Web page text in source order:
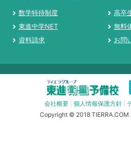
数学特待制度
高卒
東進中学NET
無料
資料請求
お問
会社概要 個人情報保護方針
Copyright © 2018 TIERRA.COM